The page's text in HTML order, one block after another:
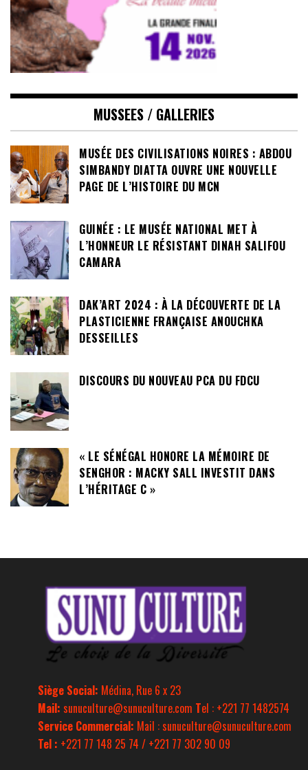
MUSSEES / GALLERIES
MUSÉE DES CIVILISATIONS NOIRES : ABDOU
SIMBANDY DIATTA OUVRE UNE NOUVELLE
PAGE DE L’HISTOIRE DU MCN
GUINÉE : LE MUSÉE NATIONAL MET À
L’HONNEUR LE RÉSISTANT DINAH SALIFOU
CAMARA
DAK’ART 2024 : À LA DÉCOUVERTE DE LA
PLASTICIENNE FRANÇAISE ANOUCHKA
DESSEILLES
DISCOURS DU NOUVEAU PCA DU FDCU
« LE SÉNÉGAL HONORE LA MÉMOIRE DE
SENGHOR : MACKY SALL INVESTIT DANS
L’HÉRITAGE C »
Siège Social: Médina, Rue 6 x 23
Mail: sunuculture@sunuculture.com Tel : +221 77 1482574
Service Commercial: Mail : sunuculture@sunuculture.com
Tel : +221 77 148 25 74 / +221 77 302 90 09